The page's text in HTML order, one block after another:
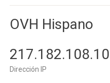
OVH Hispano
Dirección IP